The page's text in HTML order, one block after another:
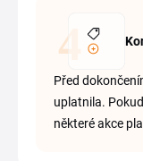
Před
uplatnila.
některé akce